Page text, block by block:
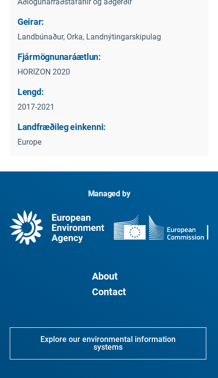
Geirar:
Landbúnaður, Orka, Landnýtingarskipulag
Fjármögnunaráætlun:
HORIZON 2020
Lengd:
2017-2021
Landfræðileg einkenni:
Europe
Managed by
About
Contact
Explore our environmental information
systems